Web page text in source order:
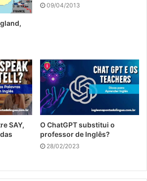
09/04/2013
SAY,
O ChatGPT substitui o
professor de Inglês?
28/02/2023